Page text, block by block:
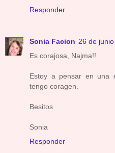
Responder
Sonia Facion 26 de
Es corajosa, Najma!!
Estoy a pensar en una
tengo coragen.
Besitos
Sonia
Responder